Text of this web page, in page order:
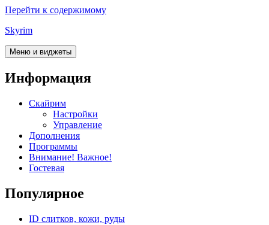
Перейти к содержимому
Skyrim
Меню и виджеты
Информация
Скайрим
Настройки
Управление
Дополнения
Программы
Внимание! Важное!
Гостевая
Популярное
ID слитков, кожи, руды